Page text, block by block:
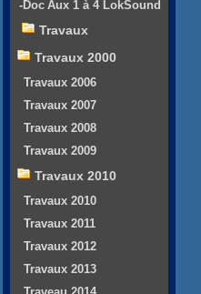
-Doc Aux 1 à 4 LokSound
Travaux
Travaux 2000
Travaux 2006
Travaux 2007
Travaux 2008
Travaux 2009
Travaux 2010
Travaux 2010
Travaux 2011
Travaux 2012
Travaux 2013